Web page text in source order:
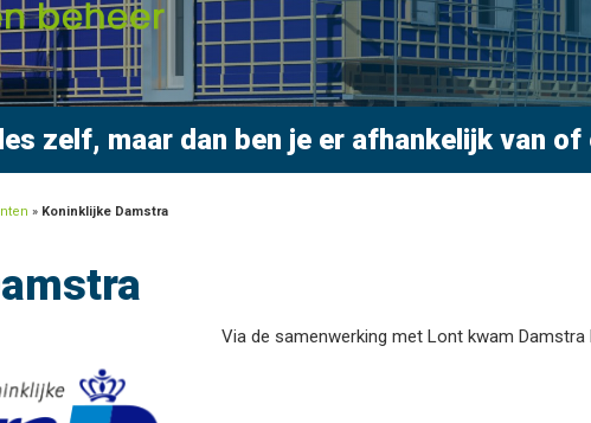
zelf, maar dan ben je er afhankelijk van
» Koninklijke Damstra
Via de samenwerking met Lont kwam